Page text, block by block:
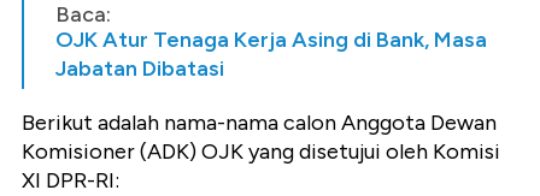
Baca:
OJK Atur Tenaga Kerja Asing di Bank, Masa
Jabatan Dibatasi
Berikut adalah nama-nama calon Anggota Dewan
Komisioner (ADK) OJK yang disetujui oleh Komisi
XI DPR-RI: